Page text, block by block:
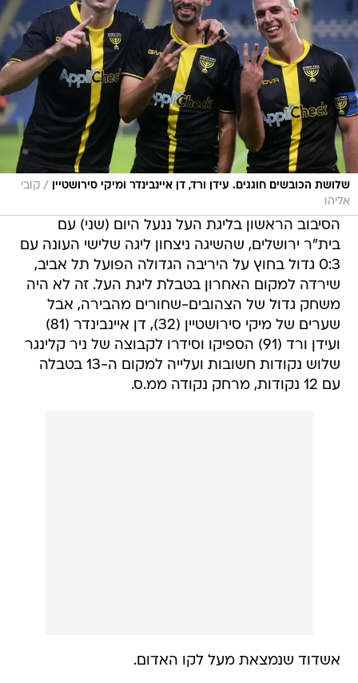
שלושת הכובשים חוגגים. עידן ורד, דן איינבינדר ומיקי סירושטיין / קובי
אליהו
הסיבוב הראשון בליגת העל ננעל היום (שני) עם
בית"ר ירושלים, שהשיגה ניצחון ליגה שלישי העונה עם
0:3 גדול בחוץ על היריבה הגדולה הפועל תל אביב,
שירדה למקום האחרון בטבלת ליגת העל. זה לא היה
משחק גדול של הצהובים-שחורים מהבירה, אבל
שערים של מיקי סירושטיין (32), דן איינבינדר (81)
ועידן ורד (91) הספיקו וסידרו לקבוצה של ניר קלינגר
שלוש נקודות חשובות ועלייה למקום ה-13 בטבלה
עם 12 נקודות, מרחק נקודה ממ.ס.
אשדוד שנמצאת מעל לקו האדום.